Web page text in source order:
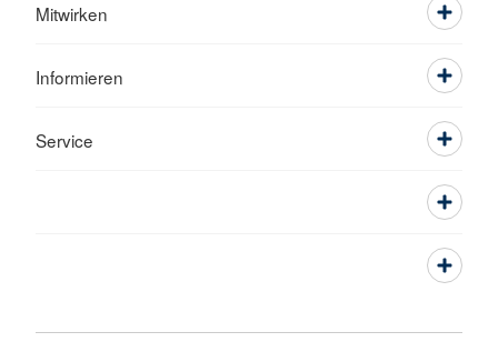
Mitwirken
Informieren
Service